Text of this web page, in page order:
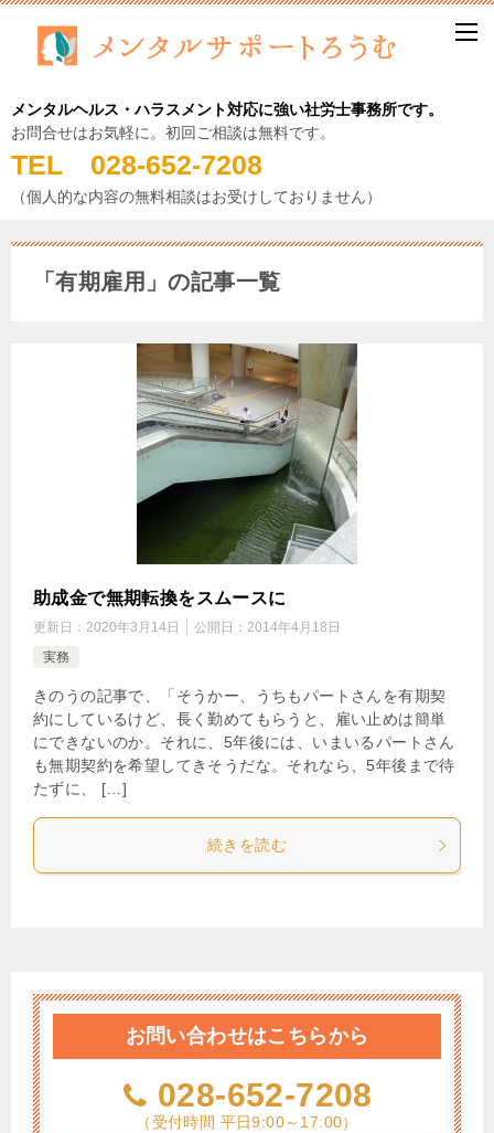
メンタルヘルス・ハラスメント対応に強い社労士事務所です。
お問合せはお気軽に。初回ご相談は無料です。
TEL 028-652-7208
（個人的な内容の無料相談はお受けしておりません）
「有期雇用」の記事一覧
助成金で無期転換をスムースに
更新日： 2020年3月14日 公開日： 2014年4月18日
実務
きのうの記事で、「そうかー、うちもパートさんを有期契
約にしているけど、長く勤めてもらうと、雇い止めは簡単
にできないのか。それに、5年後には、いまいるパートさん
も無期契約を希望してきそうだな。それなら、5年後まで待
たずに、 […]
続きを読む
お問い合わせはこちらから
028-652-7208
（受付時間 平日9:00～17:00）